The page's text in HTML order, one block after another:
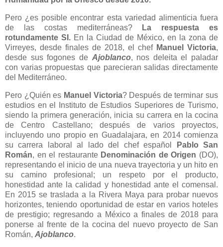
Pero ¿es posible encontrar esta variedad alimenticia fuera
de las costas mediterráneas?
La respuesta es
rotundamente SI. En la Ciudad de México, en la zona de
Virreyes, desde finales de 2018, el chef Manuel Victoria,
desde sus fogones de Ajoblanco, nos deleita el paladar
con varias propuestas que parecieran salidas directamente
del Mediterráneo.
Pero ¿Quién es Manuel Victoria? Después de terminar sus
estudios en el Instituto de Estudios Superiores de Turismo,
siendo la primera generación, inicia su carrera en la cocina
de Centro Castellano; después de varios proyectos,
incluyendo uno propio en Guadalajara, en 2014 comienza
su carrera laboral al lado del chef español
Pablo San
Román, en el restaurante Denominación de Origen (DO),
representando el inicio de una nueva trayectoria y un hito en
su camino profesional; un respeto por el producto,
honestidad ante la calidad y honestidad ante el comensal.
En 2015 se traslada a la Rivera Maya para probar nuevos
horizontes, teniendo oportunidad de estar en varios hoteles
de prestigio; regresando a México a finales de 2018 para
ponerse al frente de la cocina del nuevo proyecto de San
Román, Ajoblanco.